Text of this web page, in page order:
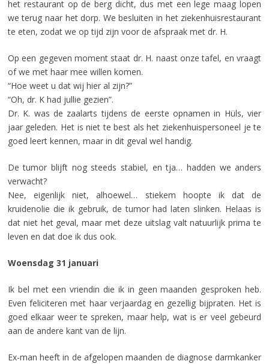
het restaurant op de berg dicht, dus met een lege maag lopen
we terug naar het dorp. We besluiten in het ziekenhuisrestaurant
te eten, zodat we op tijd zijn voor de afspraak met dr. H.
Op een gegeven moment staat dr. H. naast onze tafel, en vraagt
of we met haar mee willen komen.
“Hoe weet u dat wij hier al zijn?”
“Oh, dr. K had jullie gezien”.
Dr. K. was de zaalarts tijdens de eerste opnamen in Hüls, vier
jaar geleden. Het is niet te best als het ziekenhuispersoneel je te
goed leert kennen, maar in dit geval wel handig.
De tumor blijft nog steeds stabiel, en tja… hadden we anders
verwacht?
Nee, eigenlijk niet, alhoewel… stiekem hoopte ik dat de
kruidenolie die ik gebruik, de tumor had laten slinken. Helaas is
dat niet het geval, maar met deze uitslag valt natuurlijk prima te
leven en dat doe ik dus ook.
Woensdag 31 januari
Ik bel met een vriendin die ik in geen maanden gesproken heb.
Even feliciteren met haar verjaardag en gezellig bijpraten. Het is
goed elkaar weer te spreken, maar help, wat is er veel gebeurd
aan de andere kant van de lijn.
Ex-man heeft in de afgelopen maanden de diagnose darmkanker